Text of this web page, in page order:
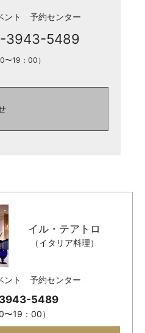
ント 予約センター
3943-5489
〜19：00）
イル・テアトロ
（イタリア料理）
ント 予約センター
5489
〜19：00）